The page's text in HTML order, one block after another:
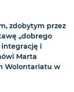
zdobytym przez
„dobrego
integrację i
Marta
Wolontariatu w